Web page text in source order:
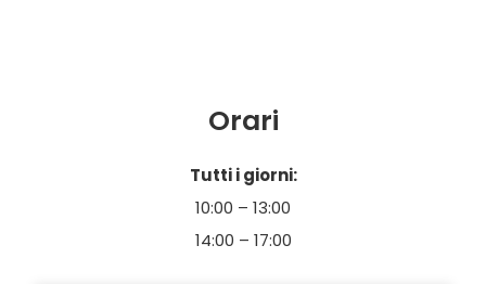
Orari
Tutti i giorni:
10:00 – 13:00
14:00 – 17:00